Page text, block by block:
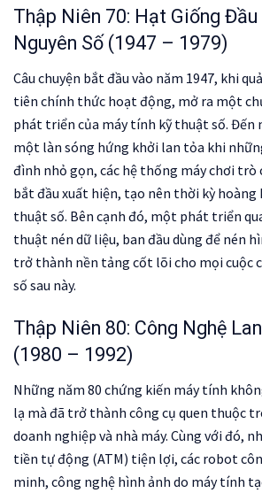
Thập Niên 70: Hạt Giống
Nguyên Số (1947 – 1979)
Câu chuyện bắt đầu vào năm 1947, khi
tiên chính thức hoạt động, mở ra một
phát triển của máy tính kỹ thuật số. Đến
một làn sóng hứng khởi lan tỏa khi
đình nhỏ gọn, các hệ thống máy chơi trò
bắt đầu xuất hiện, tạo nên thời kỳ hoàng
thuật số. Bên cạnh đó, một phát triển
thuật nén dữ liệu, ban đầu dùng để nén
trở thành nền tảng cốt lõi cho mọi cuộc
số sau này.
Thập Niên 80: Công Nghệ
(1980 – 1992)
Những năm 80 chứng kiến máy tính
lạ mà đã trở thành công cụ quen thuộc
doanh nghiệp và nhà máy. Cùng với đó,
tiền tự động (ATM) tiện lợi, các robot
minh, công nghệ hình ảnh do máy tính